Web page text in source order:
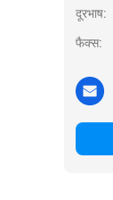
दूरभाष:
फैक्स: